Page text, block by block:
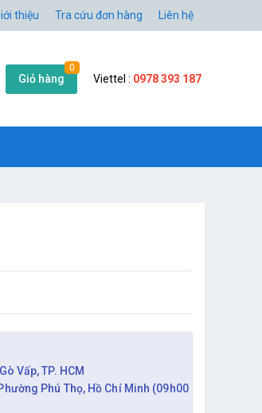
thiệu Tra cứu đơn hàng Liên hệ
Giỏ hàng
0
Viettel : 0978 393 187
Vấp, TP. HCM
Phú Thọ, Hồ Chí Minh (09h00